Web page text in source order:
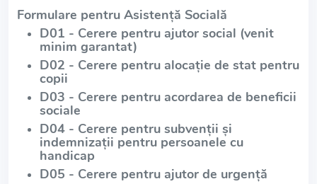
Formulare pentru Asistență Socială
D01 - Cerere pentru ajutor social (venit
minim garantat)
D02 - Cerere pentru alocație de stat pentru
copii
D03 - Cerere pentru acordarea de beneficii
sociale
D04 - Cerere pentru subvenții și
indemnizații pentru persoanele cu
handicap
D05 - Cerere pentru ajutor de urgență